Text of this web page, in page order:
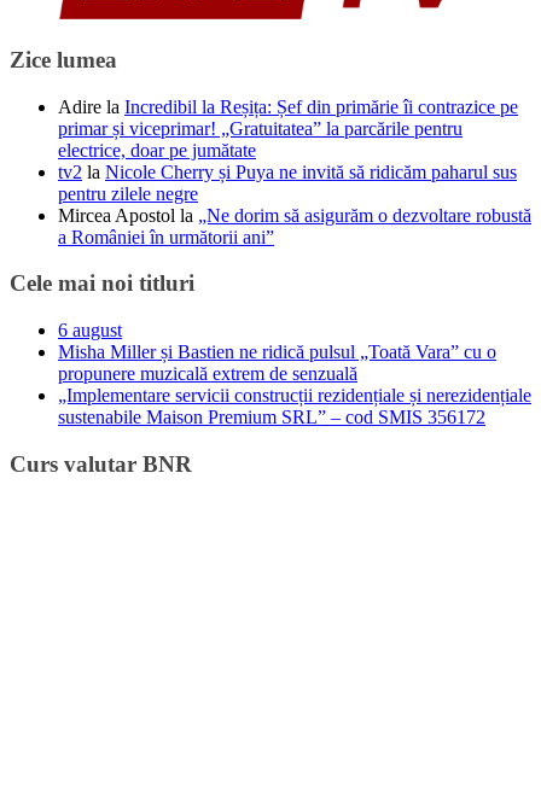
Zice lumea
Adire la Incredibil la Reșița: Șef din primărie îi contrazice pe
primar și viceprimar! „Gratuitatea” la parcările pentru
electrice, doar pe jumătate
tv2 la Nicole Cherry și Puya ne invită să ridicăm paharul sus
pentru zilele negre
Mircea Apostol la „Ne dorim să asigurăm o dezvoltare robustă
a României în următorii ani”
Cele mai noi titluri
6 august
Misha Miller și Bastien ne ridică pulsul „Toată Vara” cu o
propunere muzicală extrem de senzuală
„Implementare servicii construcții rezidențiale și nerezidențiale
sustenabile Maison Premium SRL” – cod SMIS 356172
Curs valutar BNR